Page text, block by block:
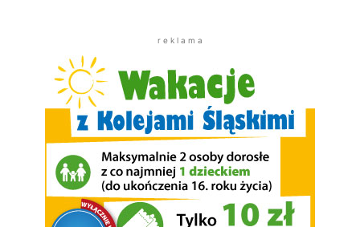
r e k l a m a